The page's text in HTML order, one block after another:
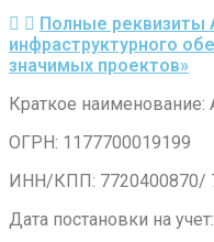
Полные реквизиты
инфраструктурного
значимых проектов»
Краткое наименование:
ОГРН: 1177700019199
ИНН/КПП: 7720400870/
Дата постановки на